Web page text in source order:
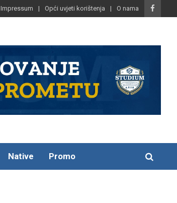
Impressum Opći uvjeti korištenja O nama
Native Promo